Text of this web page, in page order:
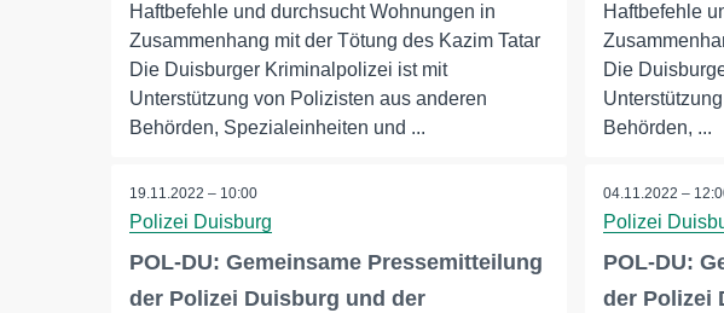
Haftbefehle und durchsucht Wohnungen in
Zusammenhang mit der Tötung des Kazim Tatar
Die Duisburger Kriminalpolizei ist mit
Unterstützung von Polizisten aus anderen
Behörden, Spezialeinheiten und ...
Haftbefehle
Die
Behörden, ...
19.11.2022 – 10:00
Polizei Duisburg
POL-DU: Gemeinsame Pressemitteilung
der Polizei Duisburg und der
04.11.2022 –
Polizei
POL-DU:
der Polizei